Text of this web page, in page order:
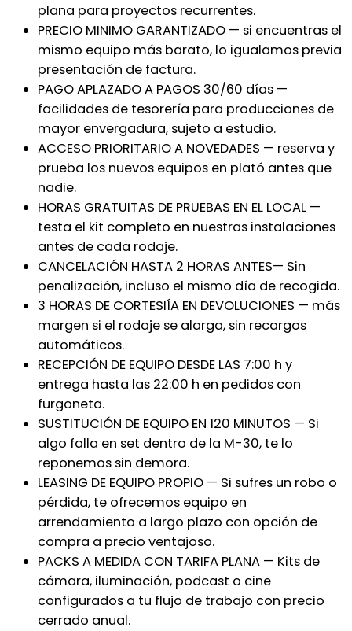
plana para proyectos recurrentes.
PRECIO MINIMO GARANTIZADO — si encuentras el
mismo equipo más barato, lo igualamos previa
presentación de factura.
PAGO APLAZADO A PAGOS 30/60 días —
facilidades de tesorería para producciones de
mayor envergadura, sujeto a estudio.
ACCESO PRIORITARIO A NOVEDADES — reserva y
prueba los nuevos equipos en plató antes que
nadie.
HORAS GRATUITAS DE PRUEBAS EN EL LOCAL —
testa el kit completo en nuestras instalaciones
antes de cada rodaje.
CANCELACIÓN HASTA 2 HORAS ANTES— Sin
penalización, incluso el mismo día de recogida.
3 HORAS DE CORTESIÍA EN DEVOLUCIONES — más
margen si el rodaje se alarga, sin recargos
automáticos.
RECEPCIÓN DE EQUIPO DESDE LAS 7:00 h y
entrega hasta las 22:00 h en pedidos con
furgoneta.
SUSTITUCIÓN DE EQUIPO EN 120 MINUTOS — Si
algo falla en set dentro de la M-30, te lo
reponemos sin demora.
LEASING DE EQUIPO PROPIO — Si sufres un robo o
pérdida, te ofrecemos equipo en
arrendamiento a largo plazo con opción de
compra a precio ventajoso.
PACKS A MEDIDA CON TARIFA PLANA — Kits de
cámara, iluminación, podcast o cine
configurados a tu flujo de trabajo con precio
cerrado anual.